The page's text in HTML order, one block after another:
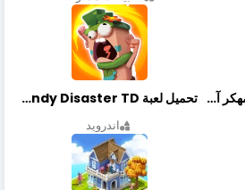
تحميل تطبيق PhotoFix مهكر آخر إصدار تحميل لعبة Candy Disaster TD مهكرة اخر إصدار
اندرويد